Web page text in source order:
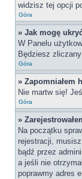
widzisz tej opcji
Góra
» Jak mogę
W Panelu
Będziesz
Góra
» Zapomniałem
Nie martw się!
Góra
»
Na początku
rejestracji,
bądź przez
a jeśli nie
poprawmy adres